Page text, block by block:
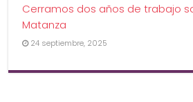
Cerramos dos años de trabajo
Matanza
24 septiembre, 2025